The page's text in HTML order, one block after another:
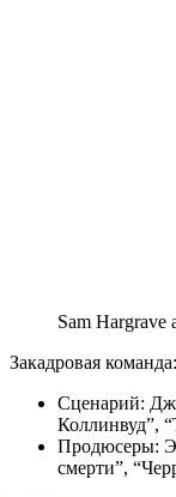
Sam Hargrave
Закадровая команда:
Сценарий:
Коллинвуд”,
Продюсеры:
смерти”,